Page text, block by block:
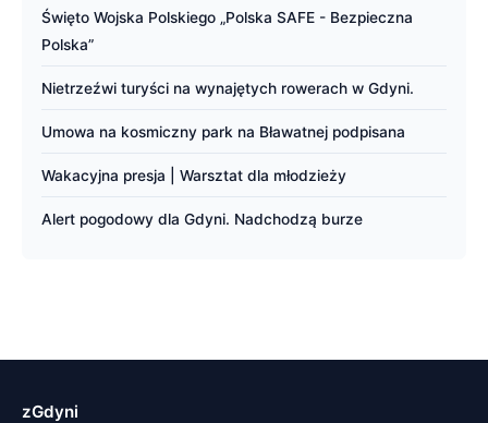
Święto Wojska Polskiego „Polska SAFE - Bezpieczna
Polska”
Nietrzeźwi turyści na wynajętych rowerach w Gdyni.
Umowa na kosmiczny park na Bławatnej podpisana
Wakacyjna presja | Warsztat dla młodzieży
Alert pogodowy dla Gdyni. Nadchodzą burze
zGdyni